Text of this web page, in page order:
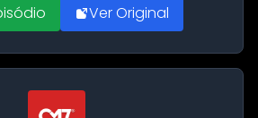
Ver Original